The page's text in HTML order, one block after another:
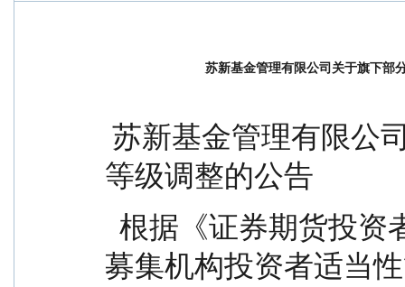
苏新基金管理有限公司关于旗下部
等级调整的公告
募集机构投资者适当